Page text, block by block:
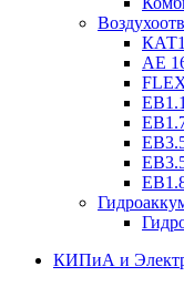
AE
КИПиА и